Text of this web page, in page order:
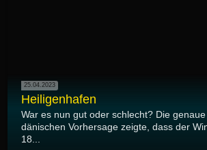
25.04.2023
Heiligenhafen
War es nun gut oder schlecht? Die
dänischen Vorhersage zeigte, dass der
18...